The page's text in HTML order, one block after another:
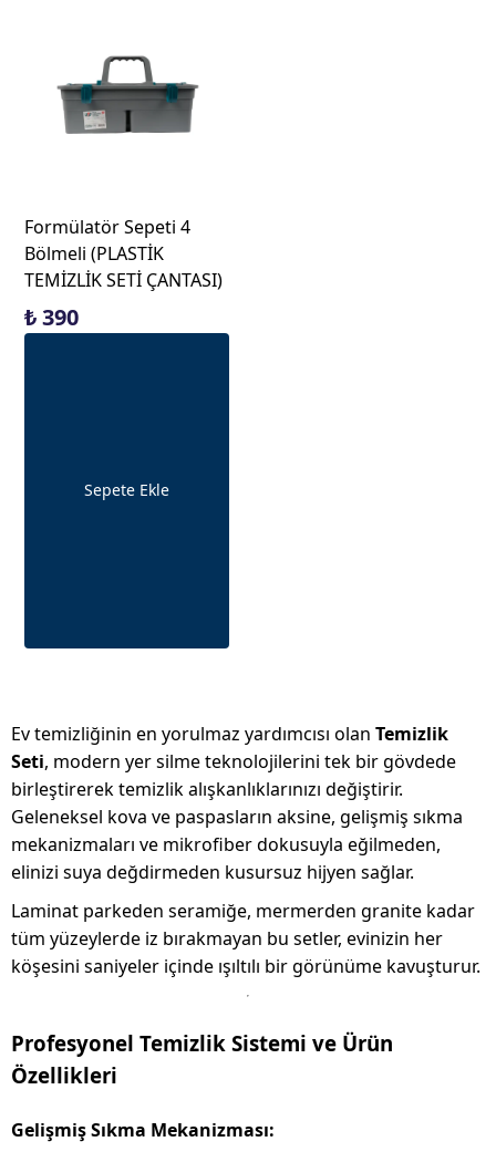
Formülatör Sepeti 4
Bölmeli (PLASTİK
TEMİZLİK SETİ ÇANTASI)
₺ 390
Sepete Ekle
Ev temizliğinin en yorulmaz yardımcısı olan Temizlik
Seti, modern yer silme teknolojilerini tek bir gövdede
birleştirerek temizlik alışkanlıklarınızı değiştirir.
Geleneksel kova ve paspasların aksine, gelişmiş sıkma
mekanizmaları ve mikrofiber dokusuyla eğilmeden,
elinizi suya değdirmeden kusursuz hijyen sağlar.
Laminat parkeden seramiğe, mermerden granite kadar
tüm yüzeylerde iz bırakmayan bu setler, evinizin her
köşesini saniyeler içinde ışıltılı bir görünüme kavuşturur.
Profesyonel Temizlik Sistemi ve Ürün
Özellikleri
Gelişmiş Sıkma Mekanizması: